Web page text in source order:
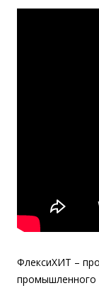
ФлексиХИТ –
промышленного